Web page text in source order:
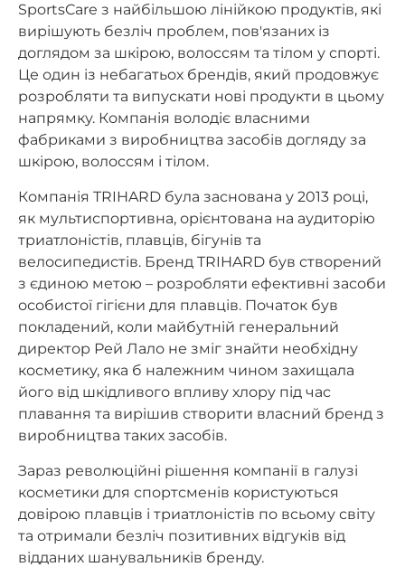
SportsCare з найбільшою лінійкою продуктів, які
вирішують безліч проблем, пов'язаних із
доглядом за шкірою, волоссям та тілом у спорті.
Це один із небагатьох брендів, який продовжує
розробляти та випускати нові продукти в цьому
напрямку. Компанія володіє власними
фабриками з виробництва засобів догляду за
шкірою, волоссям і тілом.
Компанія TRIHARD була заснована у 2013 році,
як мультиспортивна, орієнтована на аудиторію
триатлоністів, плавців, бігунів та
велосипедистів. Бренд TRIHARD був створений
з єдиною метою – розробляти ефективні засоби
особистої гігієни для плавців. Початок був
покладений, коли майбутній генеральний
директор Рей Лало не зміг знайти необхідну
косметику, яка б належним чином захищала
його від шкідливого впливу хлору під час
плавання та вирішив створити власний бренд з
виробництва таких засобів.
Зараз революційні рішення компанії в галузі
косметики для спортсменів користуються
довірою плавців і триатлоністів по всьому світу
та отримали безліч позитивних відгуків від
відданих шанувальників бренду.